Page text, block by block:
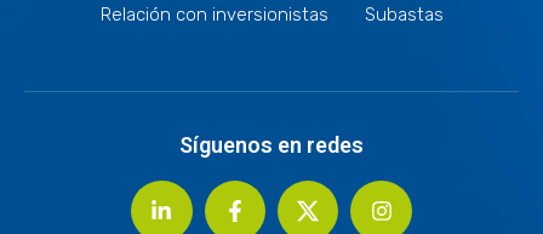
Relación con inversionistas
Subastas
Síguenos en redes